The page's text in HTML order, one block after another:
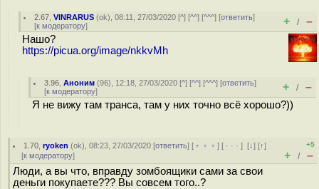
2.67 ,VINRARUS (ok), 08:11, 27/03/2020 [^] [^^] [^^^] [ответить]
[к модератору] + / –
Нашо?
https://picua.org/image/nkkvMh
3.96 ,Аноним (96), 12:18, 27/03/2020 [^] [^^] [^^^] [ответить]
[к модератору] + / –
Я не вижу там транса, там у них точно всё хорошо?))
1.70 ,ryoken (ok), 08:23, 27/03/2020 [ответить] [ ﹢﹢﹢] [ · · ·][↓] [↑]
[к модератору]
+5
+ / –
Люди, а вы что, вправду зомбоящики сами за свои
деньги покупаете??? Вы совсем того..?